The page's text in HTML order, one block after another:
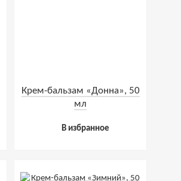
Крем-бальзам «Донна», 50
мл
В избранное